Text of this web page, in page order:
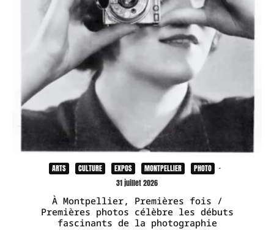
ARTS CULTURE EXPOS MONTPELLIER PHOTO
·
31 juillet 2026
À Montpellier, Premières fois /
Premières photos célèbre les débuts
fascinants de la photographie